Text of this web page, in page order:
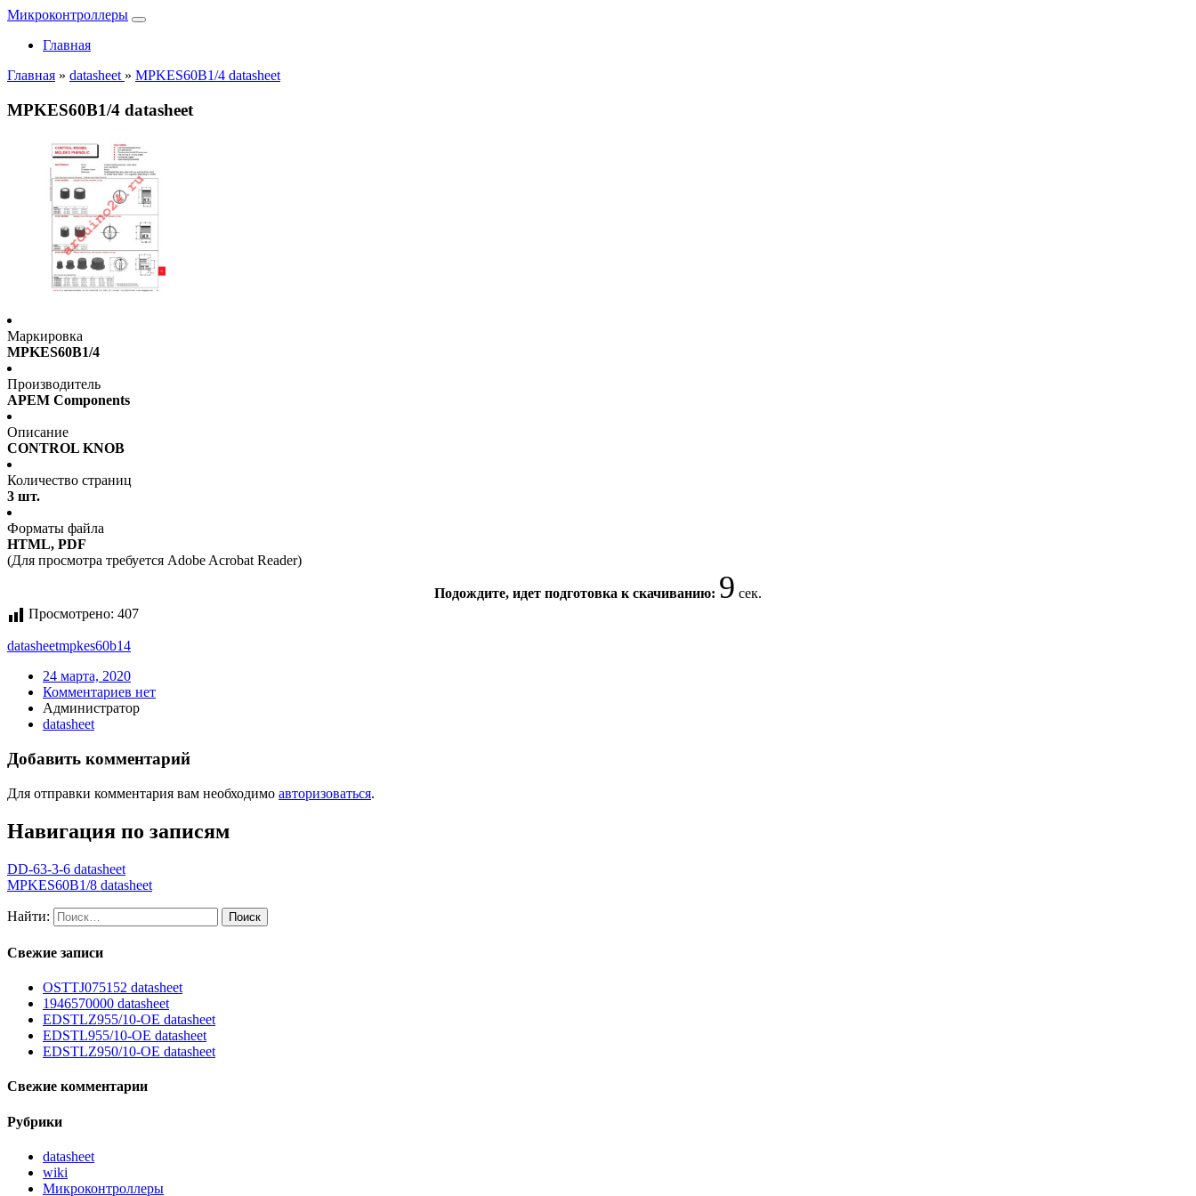
Микроконтроллеры
Главная
Главная » datasheet » MPKES60B1/4 datasheet
MPKES60B1/4 datasheet
Маркировка
MPKES60B1/4
Производитель
APEM Components
Описание
CONTROL KNOB
Количество страниц
3 шт.
Форматы файла
HTML, PDF
(Для просмотра требуется Adobe Acrobat Reader)
Подождите, идет подготовка к скачиванию: 9 сек.
Просмотрено: 407
datasheetmpkes60b14
24 марта, 2020
Комментариев нет
Администратор
datasheet
Добавить комментарий
Для отправки комментария вам необходимо авторизоваться.
Навигация по записям
DD-63-3-6 datasheet
MPKES60B1/8 datasheet
Найти:
Свежие записи
OSTTJ075152 datasheet
1946570000 datasheet
EDSTLZ955/10-OE datasheet
EDSTL955/10-OE datasheet
EDSTLZ950/10-OE datasheet
Свежие комментарии
Рубрики
datasheet
wiki
Микроконтроллеры